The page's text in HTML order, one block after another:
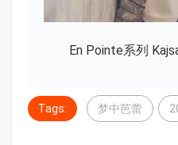
En Pointe系列
Tags: 梦中芭蕾